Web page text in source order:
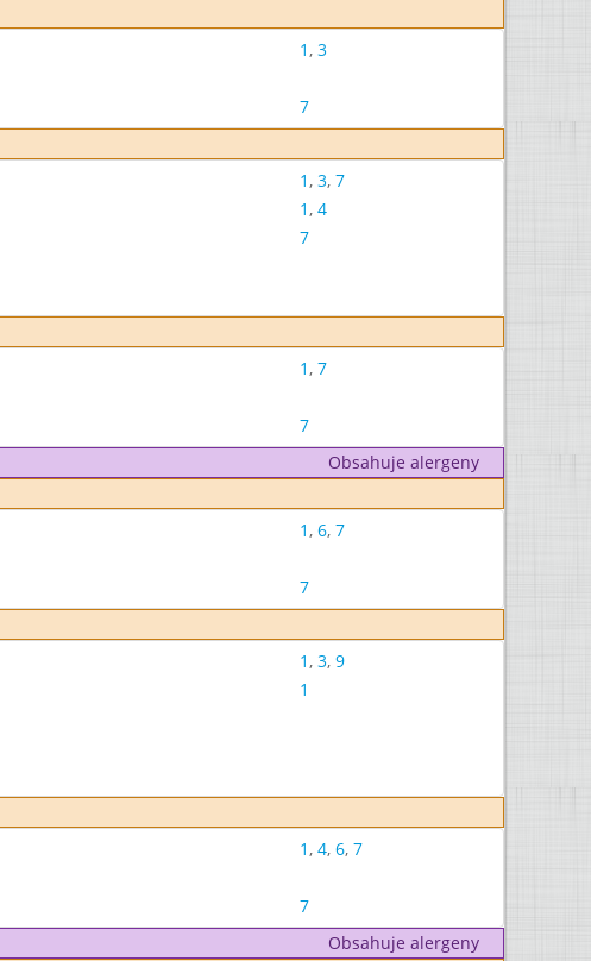
1, 3
7
1, 3, 7
1, 4
7
1, 7
7
Obsahuje alergeny
1, 6, 7
7
1, 3, 9
1
1, 4, 6, 7
7
Obsahuje alergeny